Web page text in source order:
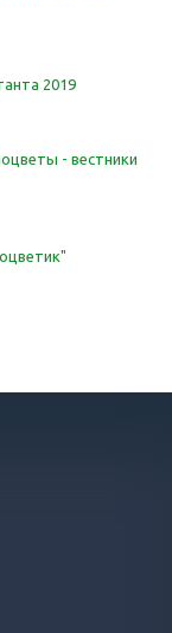
2019
- вестники